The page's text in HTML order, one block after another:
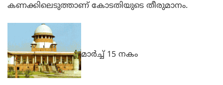
കണക്കിലെടുത്താണ് കോടതിയുടെ തീരുമാനം.
മാര്‍ച്ച് 15 നകം